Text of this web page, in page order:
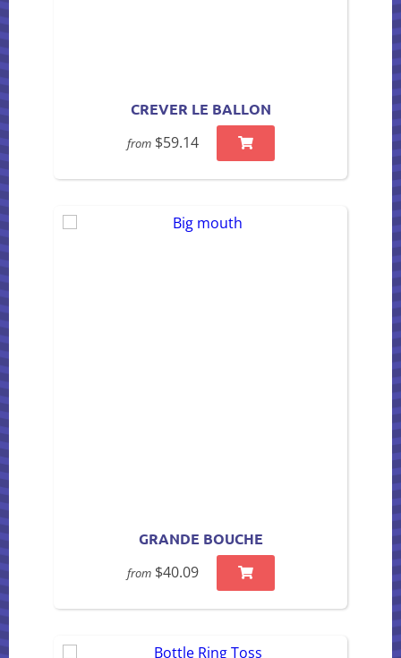
CREVER LE BALLON
from $59.14
GRANDE BOUCHE
from $40.09